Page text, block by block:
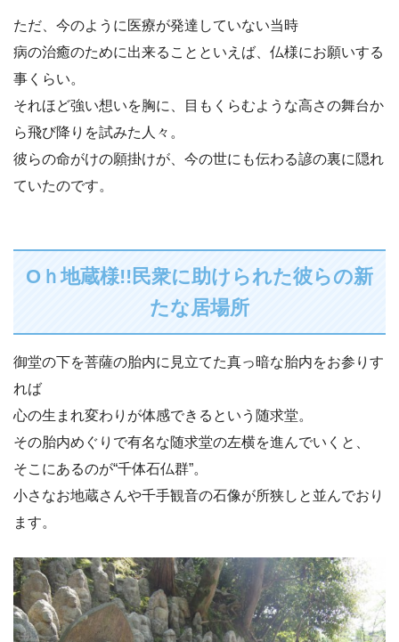
ただ、今のように医療が発達していない当時
病の治癒のために出来ることといえば、仏様にお願いする
事くらい。
それほど強い想いを胸に、目もくらむような高さの舞台か
ら飛び降りを試みた人々。
彼らの命がけの願掛けが、今の世にも伝わる諺の裏に隠れ
ていたのです。
Oｈ地蔵様!!民衆に助けられた彼らの新
たな居場所
御堂の下を菩薩の胎内に見立てた真っ暗な胎内をお参りす
れば
心の生まれ変わりが体感できるという随求堂。
その胎内めぐりで有名な随求堂の左横を進んでいくと、
そこにあるのが“千体石仏群”。
小さなお地蔵さんや千手観音の石像が所狭しと並んでおり
ます。